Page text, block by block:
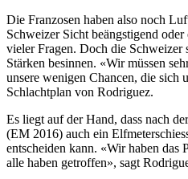
Die Franzosen haben also noch
Schweizer Sicht beängstigend
vieler Fragen. Doch die Schweizer
Stärken besinnen. «Wir müssen
unsere wenigen Chancen, die sich
Schlachtplan von Rodriguez.
Es liegt auf der Hand, dass nach
(EM 2016) auch ein
entscheiden kann. «Wir haben das
alle haben getroffen», sagt